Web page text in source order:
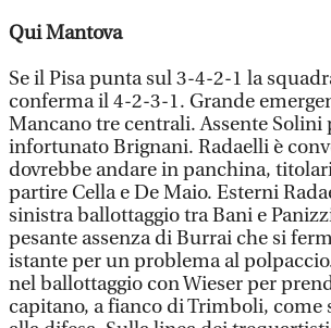
Qui Mantova
Se il Pisa punta sul 3-4-2-1 la
conferma il 4-2-3-1. Grande
Mancano tre centrali. Assente Solini
infortunato Brignani. Radaelli è
dovrebbe andare in panchina,
partire Cella e De Maio. Esterni
sinistra ballottaggio tra Bani e
pesante assenza di Burrai che si
istante per un problema al
nel ballottaggio con Wieser per
capitano, a fianco di Trimboli, come